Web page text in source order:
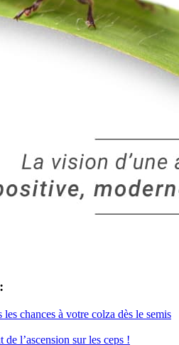
chances à votre colza dès le semis
de l’ascension sur les ceps !